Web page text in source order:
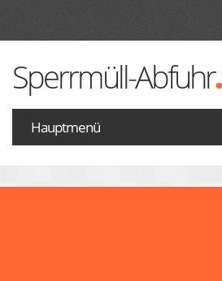
Sperrmüll-Abfuhr
Hauptmenü
Startseite